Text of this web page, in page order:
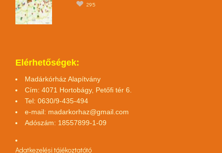
295
Elérhetőségek:
Madárkórház Alapítvány
Cím: 4071 Hortobágy, Petőfi tér 6.
Tel: 0630/9-435-494
e-mail: madarkorhaz@gmail.com
Adószám: 18557899-1-09
Adatkezelési tájékoztatótó